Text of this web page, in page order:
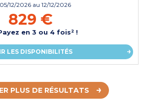
05/12/2026 au 12/12/2026
829 €
en 3 ou 4 fois² !
LES DISPONIBILITÉS
PLUS DE RÉSULTATS